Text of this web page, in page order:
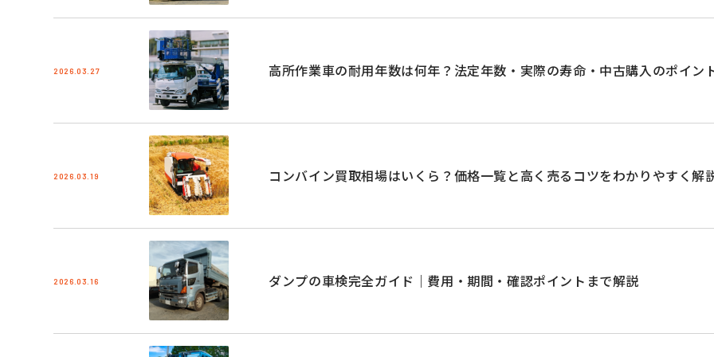
2026.03.27 高所作業車の耐用年数は何年？法定年数・実際の寿命・中古購入のポイン
2026.03.19 コンバイン買取相場はいくら？価格一覧と高く売るコツをわかりやすく解
2026.03.16 ダンプの車検完全ガイド｜費用・期間・確認ポイントまで解説